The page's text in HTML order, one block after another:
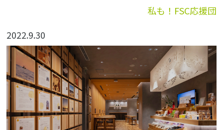
私も！FSC応援団
2022.9.30